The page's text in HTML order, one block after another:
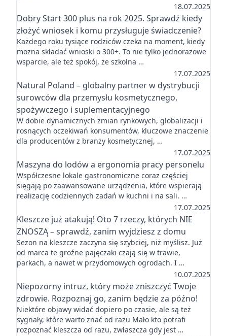
18.07.2025
Dobry Start 300 plus na rok 2025. Sprawdź kiedy
złożyć wniosek i komu przysługuje świadczenie?
Każdego roku tysiące rodziców czeka na moment, kiedy
można składać wnioski o 300+. To nie tylko jednorazowe
wsparcie, ale też spokój, że szkolna …
17.07.2025
Natural Poland – globalny partner w dystrybucji
surowców dla przemysłu kosmetycznego,
spożywczego i suplementacyjnego
W dobie dynamicznych zmian rynkowych, globalizacji i
rosnących oczekiwań konsumentów, kluczowe znaczenie
dla producentów z branży kosmetycznej, …
17.07.2025
Maszyna do lodów a ergonomia pracy personelu
Współczesne lokale gastronomiczne coraz częściej
sięgają po zaawansowane urządzenia, które wspierają
realizację codziennych zadań w kuchni i na sali. …
17.07.2025
Kleszcze już atakują! Oto 7 rzeczy, których NIE
ZNOSZĄ – sprawdź, zanim wyjdziesz z domu
Sezon na kleszcze zaczyna się szybciej, niż myślisz. Już
od marca te groźne pajęczaki czają się w trawie,
parkach, a nawet w przydomowych ogrodach. I …
10.07.2025
Niepozorny intruz, który może zniszczyć Twoje
zdrowie. Rozpoznaj go, zanim będzie za późno!
Niektóre objawy widać dopiero po czasie, ale są też
sygnały, które warto znać od razu Mało kto potrafi
rozpoznać kleszcza od razu, zwłaszcza gdy jest …